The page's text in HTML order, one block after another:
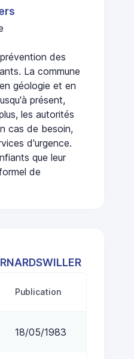
des
La commune
géologie et en
présent,
les autorités
cas de besoin,
d'urgence.
que leur
de
Publication
18/05/1983